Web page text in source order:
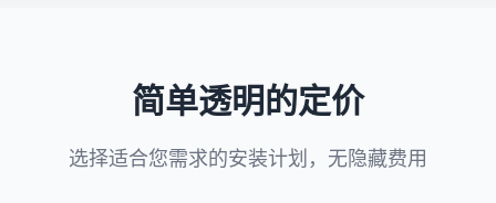
简单透明的定价
选择适合您需求的安装计划，无隐藏费用